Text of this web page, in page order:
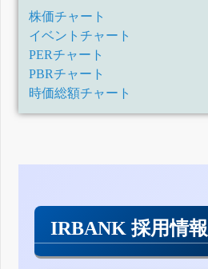
株価チャート
イベントチャート
PERチャート
PBRチャート
時価総額チャート
IRBANK 採用情報